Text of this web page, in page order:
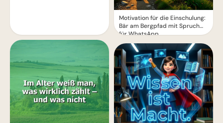
Motivation für die Einschulung:
Bär am Bergpfad mit Spruch
für WhatsApp